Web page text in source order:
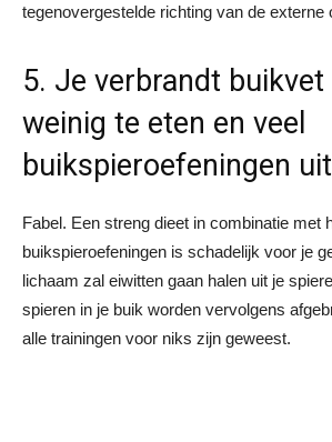
tegenovergestelde richting van de externe
5. Je verbrandt
weinig te eten en veel
buikspieroefeningen
Fabel. Een streng dieet in combinatie met
buikspieroefeningen is schadelijk voor je
lichaam zal eiwitten gaan halen uit je
spieren in je buik worden vervolgens
alle trainingen voor niks zijn geweest.